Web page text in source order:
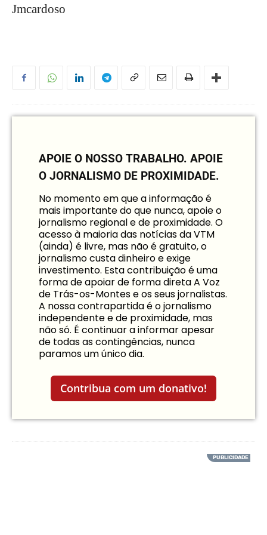
Jmcardoso
APOIE O NOSSO TRABALHO. APOIE
O JORNALISMO DE PROXIMIDADE.
No momento em que a informação é
mais importante do que nunca, apoie o
jornalismo regional e de proximidade. O
acesso à maioria das notícias da VTM
(ainda) é livre, mas não é gratuito, o
jornalismo custa dinheiro e exige
investimento. Esta contribuição é uma
forma de apoiar de forma direta A Voz
de Trás-os-Montes e os seus jornalistas.
A nossa contrapartida é o jornalismo
independente e de proximidade, mas
não só. É continuar a informar apesar
de todas as contingências, nunca
paramos um único dia.
Contribua com um donativo!